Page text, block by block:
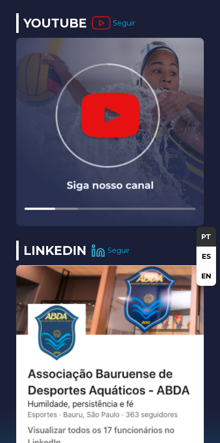
PT
ES
EN
YOUTUBE Seguir
LINKEDIN Seguir